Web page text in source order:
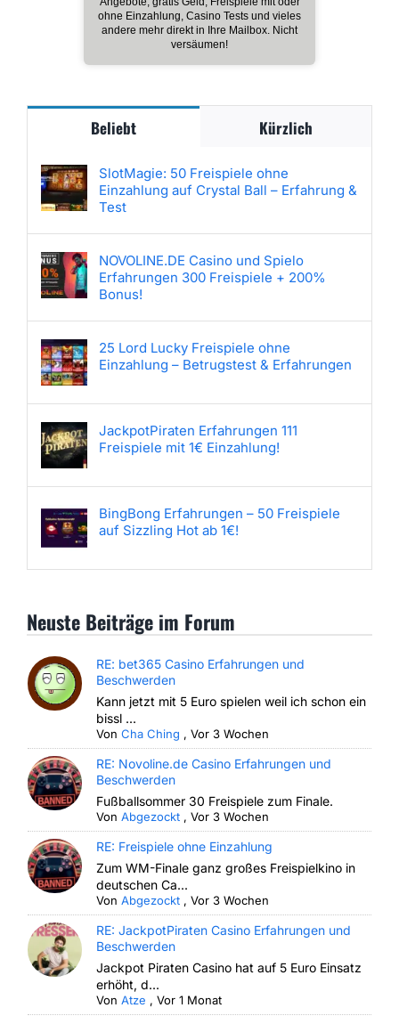
ohne Einzahlung, Casino Tests und vieles
andere mehr direkt in Ihre Mailbox. Nicht
versäumen!
Beliebt Kürzlich
SlotMagie: 50 Freispiele ohne
Einzahlung auf Crystal Ball – Erfahrung &
Test
NOVOLINE.DE Casino und Spielo
Erfahrungen 300 Freispiele + 200%
Bonus!
25 Lord Lucky Freispiele ohne
Einzahlung – Betrugstest & Erfahrungen
JackpotPiraten Erfahrungen 111
Freispiele mit 1€ Einzahlung!
BingBong Erfahrungen – 50 Freispiele
auf Sizzling Hot ab 1€!
Neuste Beiträge im Forum
RE: bet365 Casino Erfahrungen und
Beschwerden
Kann jetzt mit 5 Euro spielen weil ich schon ein
bissl ...
VonCha Ching ,Vor 3 Wochen
RE: Novoline.de Casino Erfahrungen und
Beschwerden
Fußballsommer 30 Freispiele zum Finale.
VonAbgezockt ,Vor 3 Wochen
RE: Freispiele ohne Einzahlung
Zum WM-Finale ganz großes Freispielkino in
deutschen Ca...
VonAbgezockt ,Vor 3 Wochen
RE: JackpotPiraten Casino Erfahrungen und
Beschwerden
Jackpot Piraten Casino hat auf 5 Euro Einsatz
erhöht, d...
VonAtze ,Vor 1 Monat